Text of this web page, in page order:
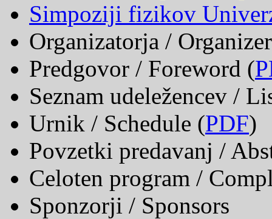
Simpoziji fizikov
Organizatorja /
Predgovor / Foreword (
Seznam udeležencev /
Urnik / Schedule (PDF)
Povzetki predavanj /
Celoten program /
Sponzorji / Sponsors